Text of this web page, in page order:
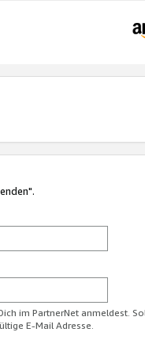
im PartnerNet anmeldest.
E-Mail Adresse.